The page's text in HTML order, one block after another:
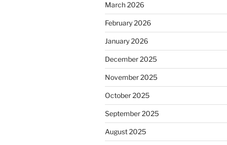
March 2026
February 2026
January 2026
December 2025
November 2025
October 2025
September 2025
August 2025